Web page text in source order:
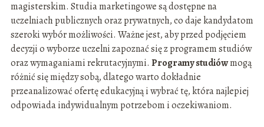
magisterskim. Studia marketingowe są dostępne na
uczelniach publicznych oraz prywatnych, co daje kandydatom
szeroki wybór możliwości. Ważne jest, aby przed podjęciem
decyzji o wyborze uczelni zapoznać się z programem studiów
oraz wymaganiami rekrutacyjnymi. Programy studiówmogą
różnić się między sobą, dlatego warto dokładnie
przeanalizować ofertę edukacyjną i wybrać tę, która najlepiej
odpowiada indywidualnym potrzebom i oczekiwaniom.